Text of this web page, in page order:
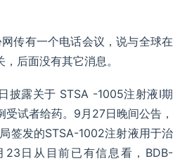
网传有一个电话会议，说与全球在
后面没有其它消息。
披露关于 STSA -1005注射液I期
受试者给药。9月27日晚间公告，
签发的STSA-1002注射液用于治
日从目前已有信息看，BDB-